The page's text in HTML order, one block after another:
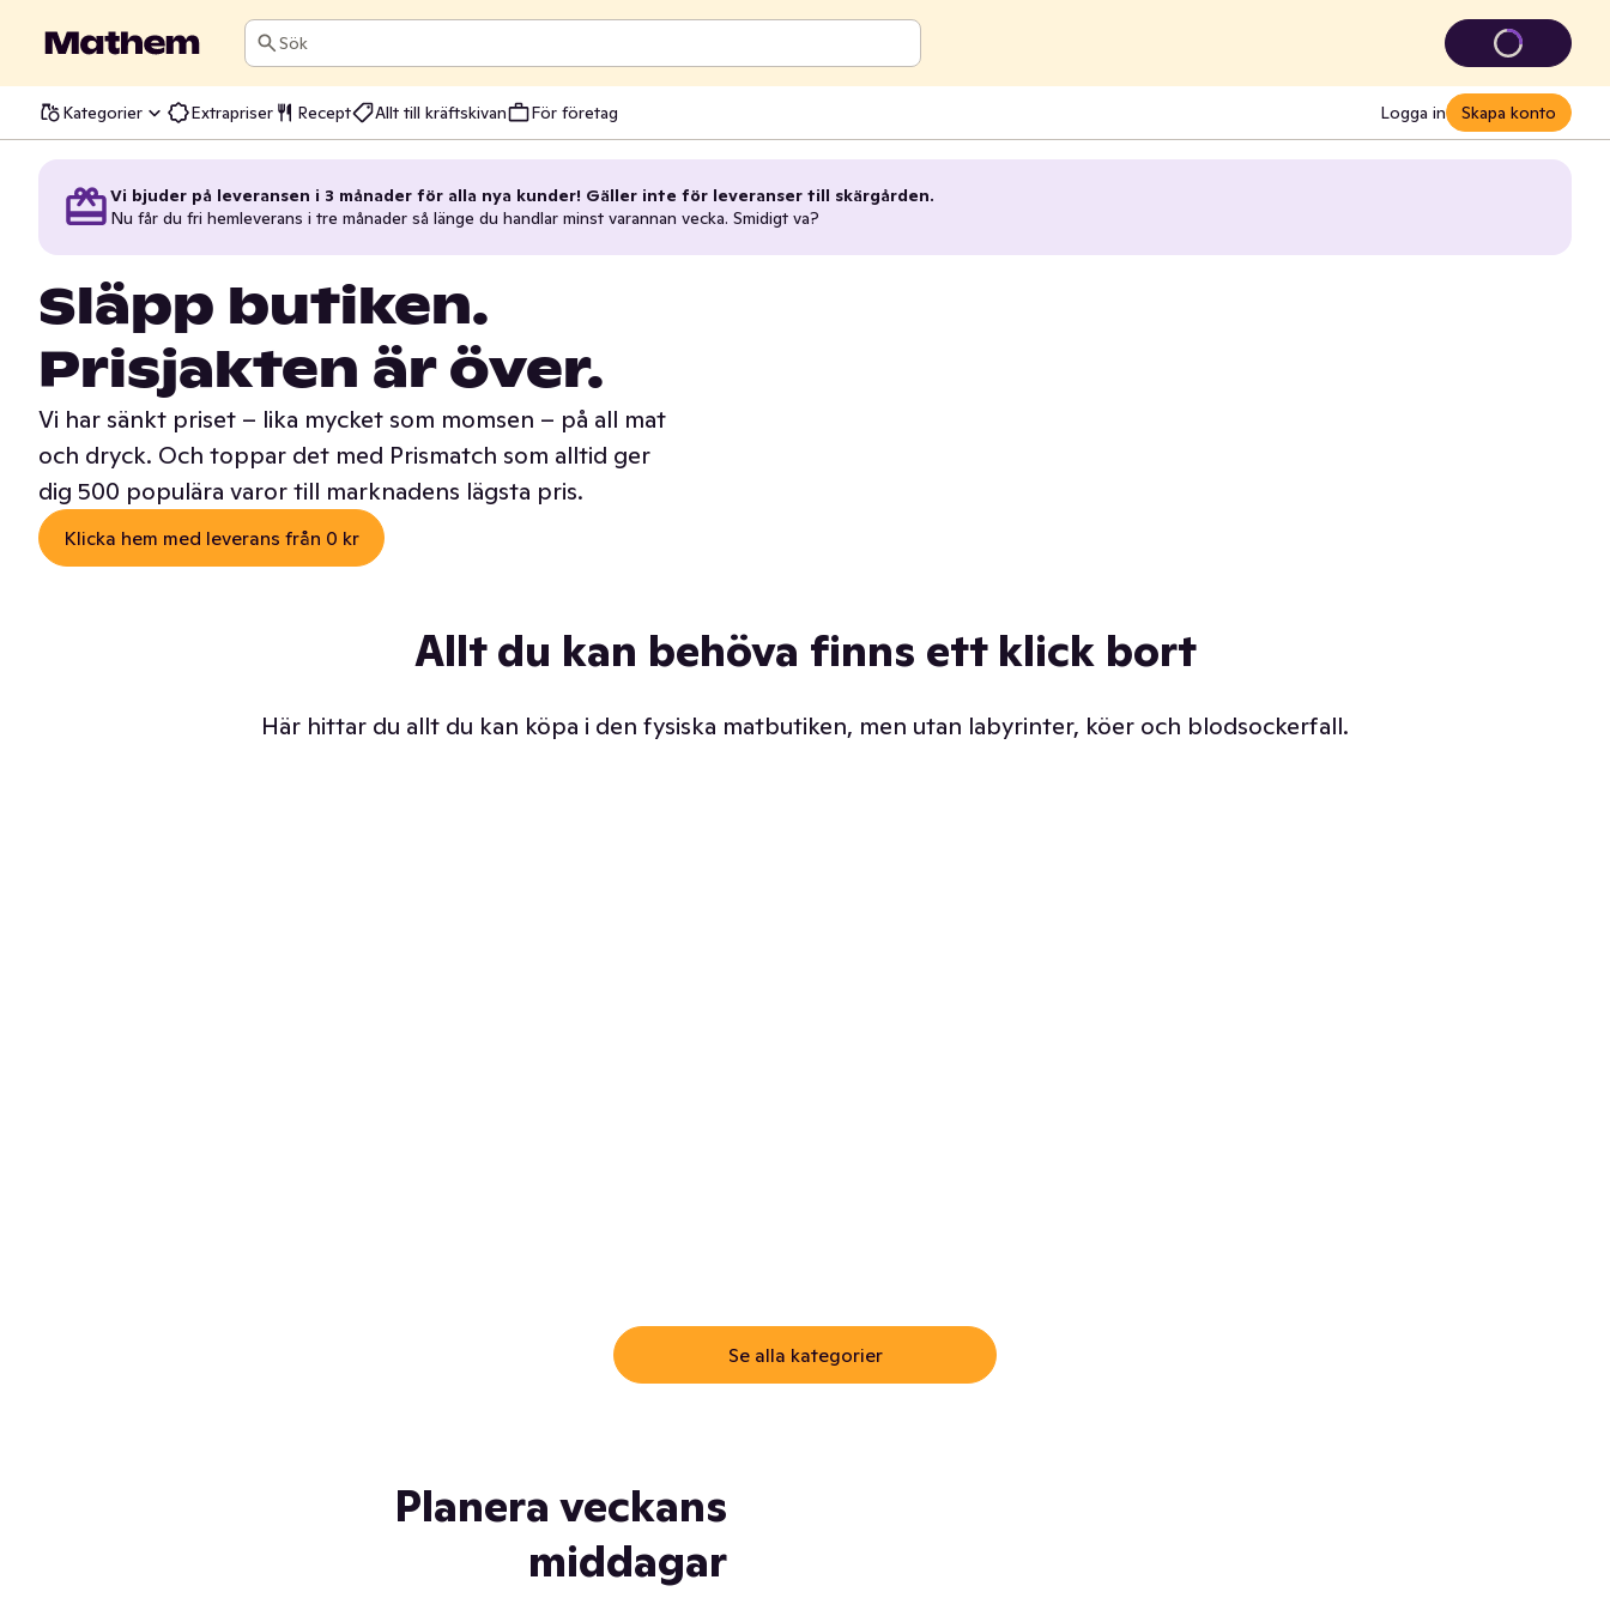
Sök
Kategorier Extrapriser Recept Allt till kräftskivan För företag Logga in Skapa konto
Vi bjuder på leveransen i 3 månader för alla nya kunder! Gäller inte för leveranser till skärgården.
Nu får du fri hemleverans i tre månader så länge du handlar minst varannan vecka. Smidigt va?
Släpp butiken.
Prisjakten är över.
Vi har sänkt priset – lika mycket som momsen – på all mat
och dryck. Och toppar det med Prismatch som alltid ger
dig 500 populära varor till marknadens lägsta pris.
Klicka hem med leverans från 0 kr
Allt du kan behöva finns ett klick bort
Här hittar du allt du kan köpa i den fysiska matbutiken, men utan labyrinter, köer och blodsockerfall.
Se alla kategorier
Planera veckans
middagar